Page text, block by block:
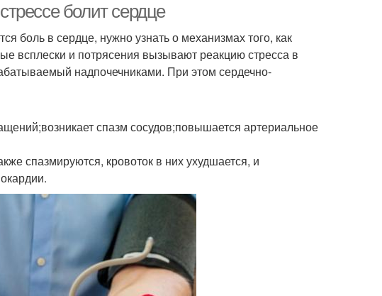
болит сердце
боль в сердце, нужно узнать о механизмах того, как
всплески и потрясения вызывают реакцию стресса в
надпочечниками. При этом сердечно-
спазм сосудов;повышается артериальное
спазмируются, кровоток в них ухудшается, и